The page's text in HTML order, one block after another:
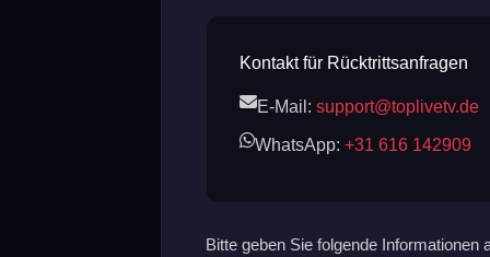
Kontakt für Rücktrittsanfragen
E-Mail: support@toplivetv.de
WhatsApp: +31 616 142909
Bitte geben Sie folgende Informationen